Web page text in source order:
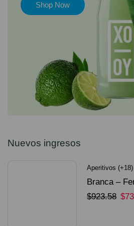
Shop Now
Nuevos ingresos
Aperitivos (+18)
Branca –
Unidades
$923.58 $